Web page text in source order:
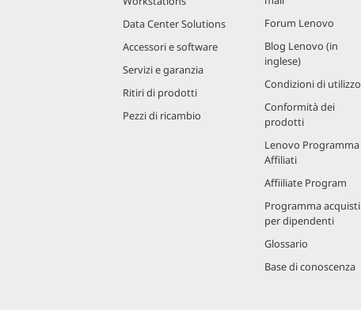
Data Center Solutions
Accessori e software
Servizi e garanzia
Ritiri di prodotti
Pezzi di ricambio
Forum Lenovo
Blog Lenovo (in
inglese)
Condizioni di utilizzo
Conformità dei
prodotti
Lenovo Programma
Affiliati
Affiiliate Program
Programma acquisti
per dipendenti
Glossario
Base di conoscenza